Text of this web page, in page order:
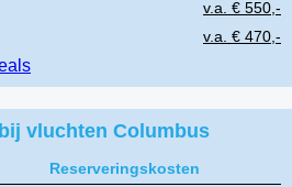
v.a. € 550,-
v.a. € 470,-
vluchten Columbus
Reserveringskosten